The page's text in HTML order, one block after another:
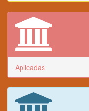
Aplicadas